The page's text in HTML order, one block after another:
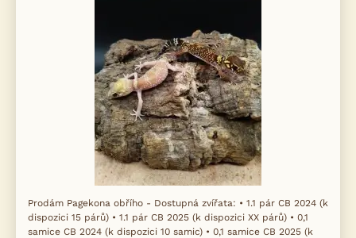
Prodám Pagekona obřího - Dostupná zvířata: • 1.1 pár CB 2024 (k
dispozici 15 párů) • 1.1 pár CB 2025 (k dispozici XX párů) • 0,1
samice CB 2024 (k dispozici 10 samic) • 0,1 samice CB 2025 (k